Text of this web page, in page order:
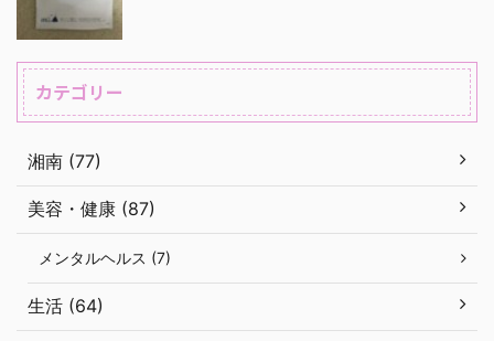
カテゴリー
湘南 (77)
美容・健康 (87)
メンタルヘルス (7)
生活 (64)